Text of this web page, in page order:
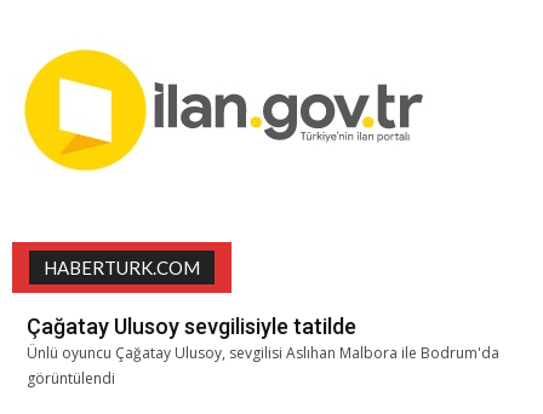
HABERTURK.COM
Çağatay Ulusoy sevgilisiyle tatilde
Ünlü oyuncu Çağatay Ulusoy, sevgilisi Aslıhan Malbora ile Bodrum'da
görüntülendi